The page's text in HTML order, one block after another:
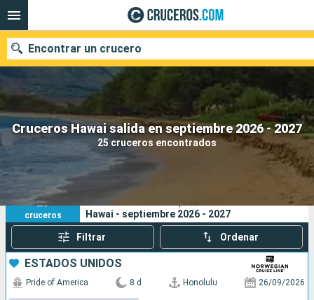
Cruceros Hawai salida en septiembre 2026 - 2027
25 cruceros encontrados
Encontrar un crucero
Nuestros destinos
Fecha de salida
Puertos
Buscar
25
cruceros
Hawai - septiembre 2026 - 2027
Filtrar Ordenar
ESTADOS UNIDOS
Pride of America 8 d Honolulu 26/09/2026